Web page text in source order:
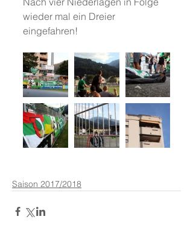
wieder mal ein Dreier
eingefahren!
Saison 2017/2018